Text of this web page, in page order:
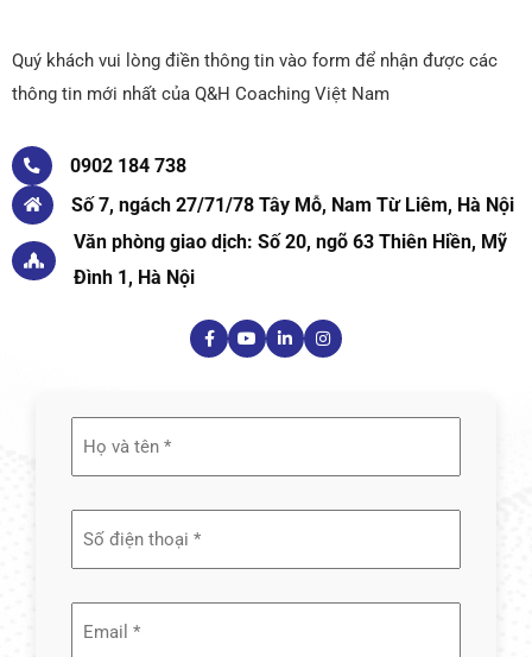
Quý khách vui lòng điền thông tin vào form để nhận được các
thông tin mới nhất của Q&H Coaching Việt Nam
0902 184 738
Số 7, ngách 27/71/78 Tây Mỗ, Nam Từ Liêm, Hà Nội
Văn phòng giao dịch: Số 20, ngõ 63 Thiên Hiền, Mỹ
Đình 1, Hà Nội
tên
(Required)